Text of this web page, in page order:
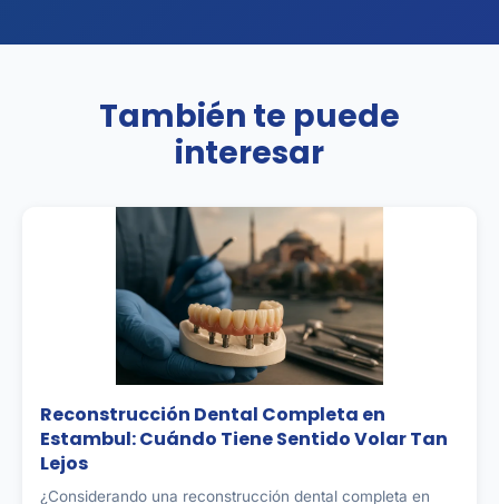
También te puede
interesar
Reconstrucción Dental Completa en
Estambul: Cuándo Tiene Sentido Volar Tan
Lejos
¿Considerando una reconstrucción dental completa en